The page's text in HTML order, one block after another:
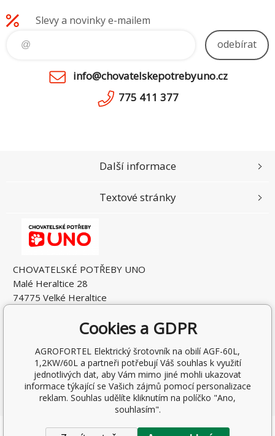
Slevy a novinky e-mailem
odebírat
info@chovatelskepotrebyuno.cz
775 411 377
CHOVATELSKÉ POTŘEBY UNO
Malé Heraltice 28
74775 Velké Heraltice
Další informace
Textové stránky
Cookies a GDPR
AGROFORTEL Elektrický šrotovník na obilí AGF-60L,
1,2KW/60L a partneři potřebují Váš souhlas k využití
jednotlivých dat, aby Vám mimo jiné mohli ukazovat
informace týkající se Vašich zájmů pomocí personalizace
reklam. Souhlas udělíte kliknutím na políčko "Ano,
souhlasím".